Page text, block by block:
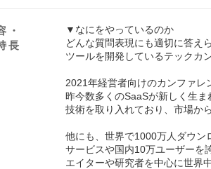
・
長
▼なにをやっているのか
どんな質問表現にも適切に答え
ツールを開発しているテックカ
2021年経営者向けのカンファレ
昨今数多くのSaaSが新しく生
技術を取り入れており、市場か
他にも、世界で1000万人ダウン
サービスや国内10万ユーザーを
エイターや研究者を中心に世界